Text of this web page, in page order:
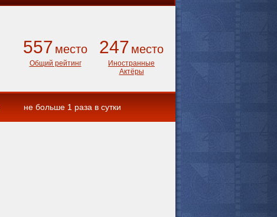
557 место
Общий рейтинг
247 место
Иностранные
Актёры
не больше 1 раза в сутки